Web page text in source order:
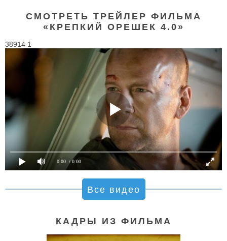
СМОТРЕТЬ ТРЕЙЛЕР ФИЛЬМА
«КРЕПКИЙ ОРЕШЕК 4.0»
38914 1
0:00 / 0:00
Все видео
КАДРЫ ИЗ ФИЛЬМА